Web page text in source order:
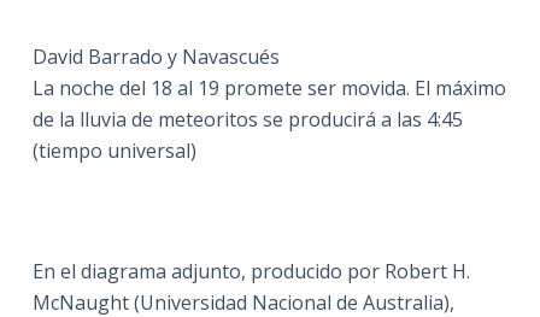
David Barrado y Navascués
La noche del 18 al 19 promete ser movida. El máximo
de la lluvia de meteoritos se producirá a las 4:45
(tiempo universal)
En el diagrama adjunto, producido por Robert H.
McNaught (Universidad Nacional de Australia),